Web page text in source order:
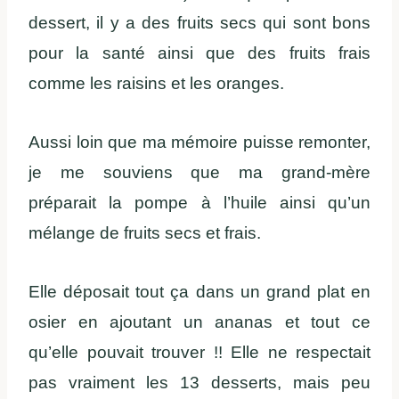
dessert, il y a des fruits secs qui sont bons
pour la santé ainsi que des fruits frais
comme les raisins et les oranges.
Aussi loin que ma mémoire puisse remonter,
je me souviens que ma grand-mère
préparait la pompe à l’huile ainsi qu’un
mélange de fruits secs et frais.
Elle déposait tout ça dans un grand plat en
osier en ajoutant un ananas et tout ce
qu’elle pouvait trouver !! Elle ne respectait
pas vraiment les 13 desserts, mais peu